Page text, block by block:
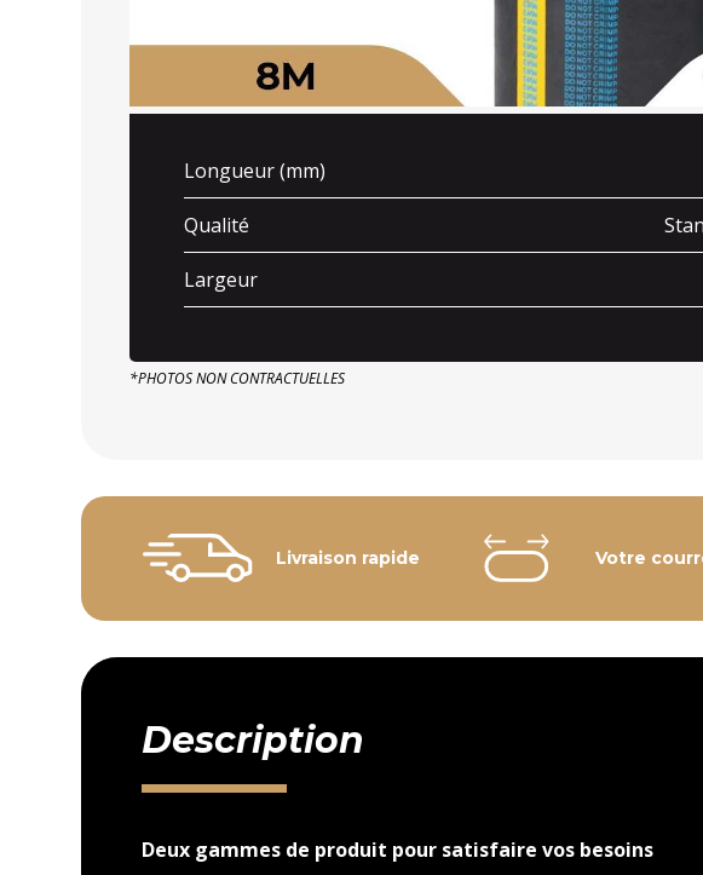
Longueur (mm)
Qualité
Largeur
*PHOTOS NON CONTRACTUELLES
Livraison rapide Votre
Description
Deux gammes de produit pour satisfaire vos besoins